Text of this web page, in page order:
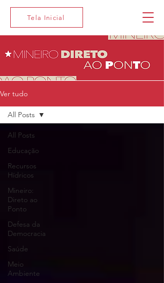
Tela Inicial
Ver tudo
All Posts
Educação
Recursos
Hídricos
Mineiro:
Direto ao
Ponto
Defesa da
Democracia
Saúde
Meio
Ambiente
All Posts